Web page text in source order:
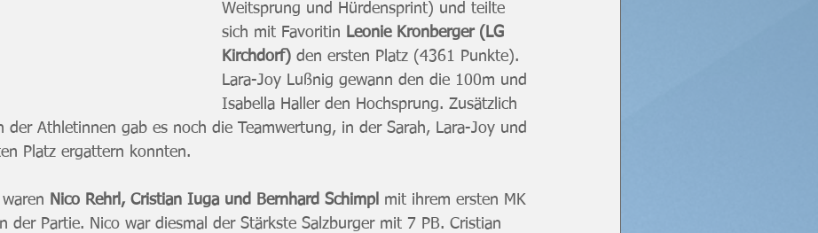
Weitsprung und Hürdensprint) und teilte
sich mit Favoritin Leonie Kronberger (LG
Kirchdorf) den ersten Platz (4361 Punkte).
Lara-Joy Lußnig gewann den die 100m und
Isabella Haller den Hochsprung. Zusätzlich
der Athletinnen gab es noch die Teamwertung, in der Sarah, Lara-Joy und
Platz ergattern konnten.
Nico Rehrl, Cristian Iuga und Bernhard Schimpl mit ihrem ersten MK
der Partie. Nico war diesmal der Stärkste Salzburger mit 7 PB. Cristian